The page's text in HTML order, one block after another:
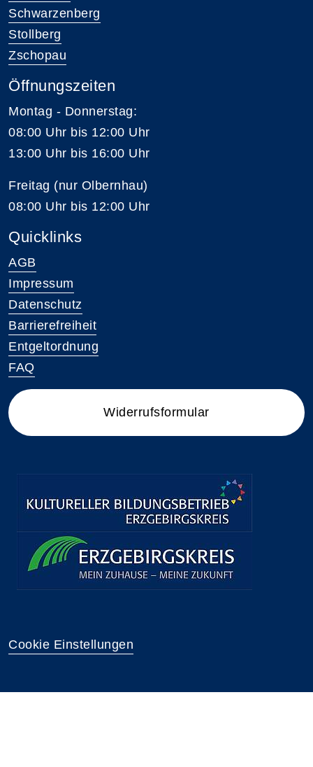
Schwarzenberg
Stollberg
Zschopau
Öffnungszeiten
Montag - Donnerstag:
08:00 Uhr bis 12:00 Uhr
13:00 Uhr bis 16:00 Uhr
Freitag (nur Olbernhau)
08:00 Uhr bis 12:00 Uhr
Quicklinks
AGB
Impressum
Datenschutz
Barrierefreiheit
Entgeltordnung
FAQ
Widerrufsformular
Cookie Einstellungen